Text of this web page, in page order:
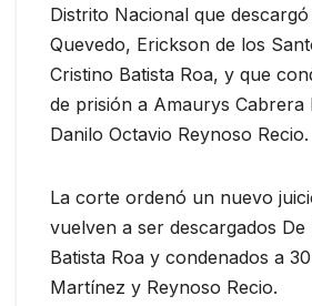
Distrito Nacional que
Quevedo, Erickson de los
Cristino Batista Roa, y que
de prisión a Amaurys
Danilo Octavio Reynoso Recio.
La corte ordenó un nuevo
vuelven a ser descargados
Batista Roa y condenados a
Martínez y Reynoso Recio.